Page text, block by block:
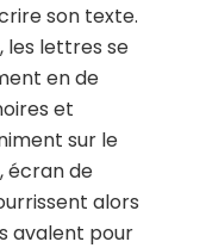
son texte.
les lettres se
en de
et
sur le
écran de
alors
avalent pour